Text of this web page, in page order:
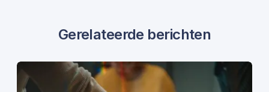
Gerelateerde berichten